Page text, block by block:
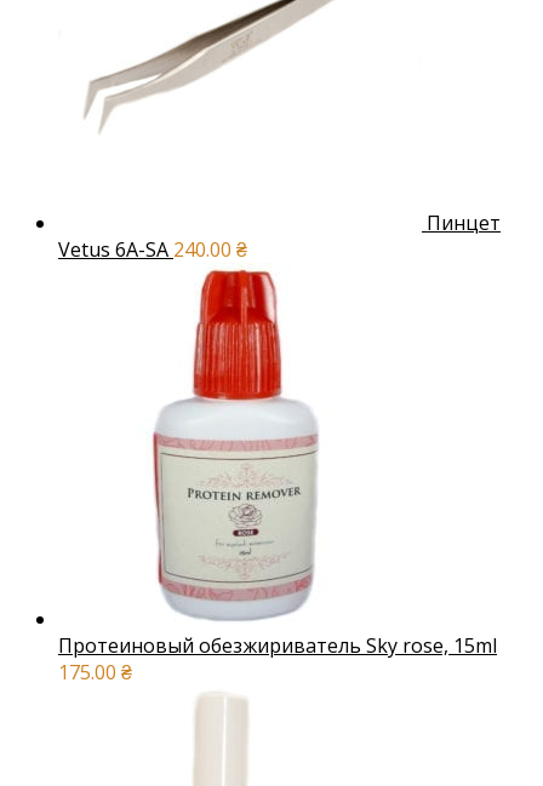
Пинцет
Vetus 6A-SA 240.00 ₴
Протеиновый обезжириватель Sky rose, 15ml
175.00 ₴